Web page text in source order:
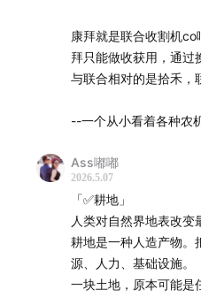
01:07:19种地大哥似乎只
01:17:50鱼粉危机和大豆种
01:24:22去现场看看中国
01:25:32 近东→中东→远
康拜就是联合收割机
拜只能做收获用，通过
与联合相对的是拾禾，
--一个从小看着各种农
Ass嘟嘟
2026.5.07
「✅耕地」
人类对自然界地表改变
耕地是一种人造产物。
源、人力、基础设施。
一块土地，原本可能是